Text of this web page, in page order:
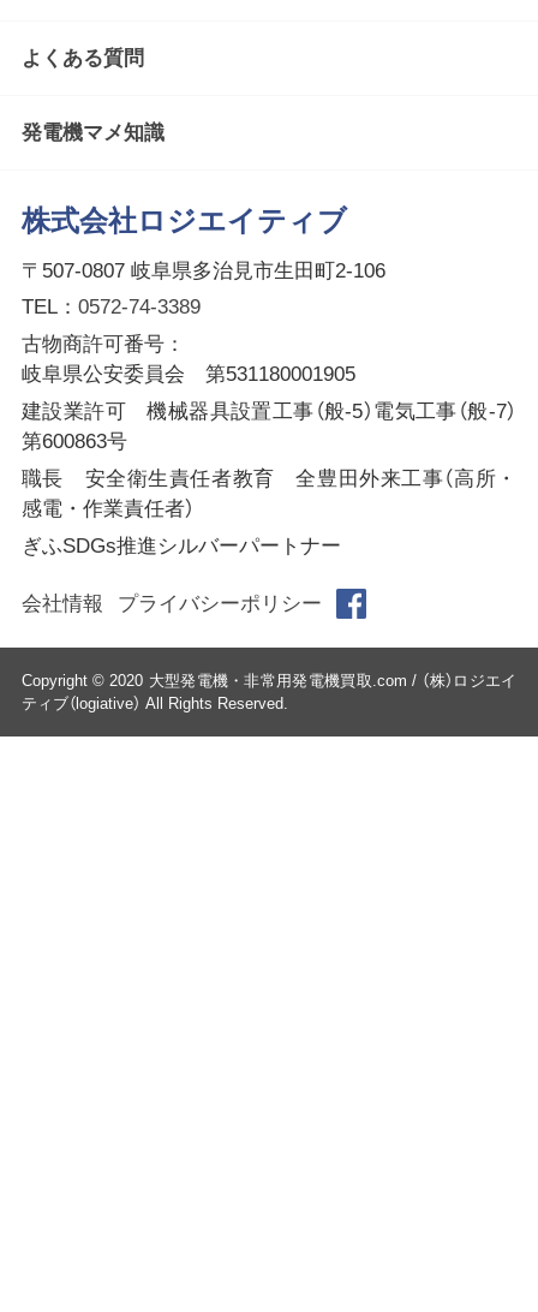
株式会社ロジエイティブ
〒507-0807 岐阜県多治見市生田町2-106
TEL： 0572-74-3389
古物商許可番号：
岐阜県公安委員会 第531180001905
建設業許可 機械器具設置工事（般-5）電気工事（般-7）
第600863号
職長 安全衛生責任者教育 全豊田外来工事（高所・
感電・作業責任者）
ぎふSDGs推進シルバーパートナー
よくある質問
発電機マメ知識
会社情報 プライバシーポリシー
Copyright © 2020 大型発電機・非常用発電機買取.com / （株）ロジエイ
ティブ（logiative） All Rights Reserved.